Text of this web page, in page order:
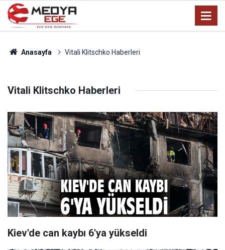
Anasayfa Vitali Klitschko Haberleri
Vitali Klitschko Haberleri
Kiev'de can kaybı 6'ya yükseldi